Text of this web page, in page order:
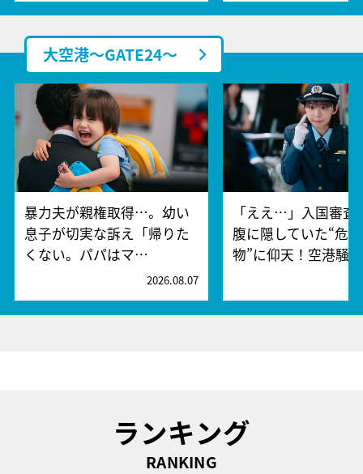
大空港～GATE24～
暴力夫が親権取得…。幼い
息子が切実な訴え「帰りた
くない。パパはマ…
2026.08.07
「ええ…」入国審査
腹に隠していた“危
物”に仰天！空港騒
ランキング
RANKING